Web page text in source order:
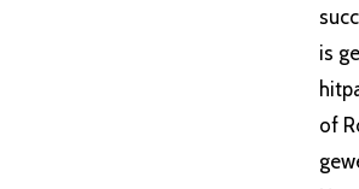
is
of